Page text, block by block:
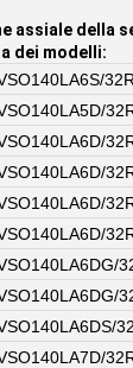
assiale della
dei modelli: